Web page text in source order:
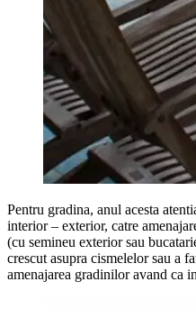
Pentru gradina, anul acesta
interior – exterior, catre
(cu semineu exterior sau
crescut asupra cismelelor sau a
amenajarea gradinilor avand ca